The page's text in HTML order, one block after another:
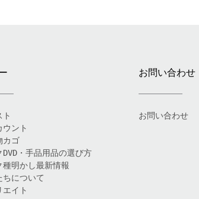
ト
ウント
カゴ
DVD・手品用品の選び方
種明かし最新情報
ちについて
エイト
お問い合わせ
お問い合わせ